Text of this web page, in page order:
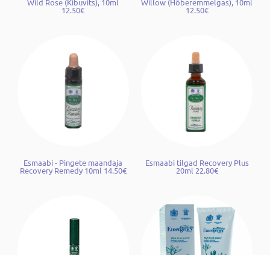
Wild Rose (Kibuvits), 10ml
12.50€
Willow (Hõberemmelgas), 10ml
12.50€
Esmaabi - Pingete maandaja
Recovery Remedy 10ml 14.50€
Esmaabi tilgad Recovery Plus
20ml 22.80€